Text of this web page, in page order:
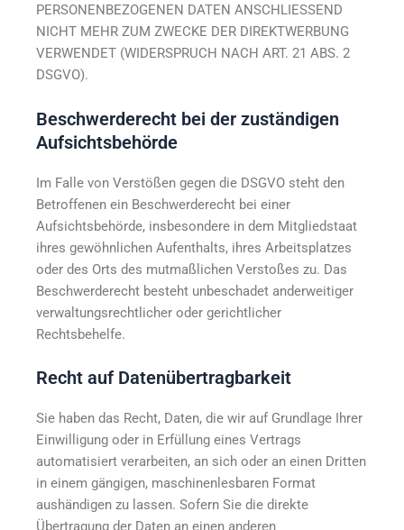
PERSONENBEZOGENEN DATEN ANSCHLIESSEND
NICHT MEHR ZUM ZWECKE DER DIREKTWERBUNG
VERWENDET (WIDERSPRUCH NACH ART. 21 ABS. 2
DSGVO).
Beschwerde­recht bei der zuständigen
Aufsichts­behörde
Im Falle von Verstößen gegen die DSGVO steht den
Betroffenen ein Beschwerderecht bei einer
Aufsichtsbehörde, insbesondere in dem Mitgliedstaat
ihres gewöhnlichen Aufenthalts, ihres Arbeitsplatzes
oder des Orts des mutmaßlichen Verstoßes zu. Das
Beschwerderecht besteht unbeschadet anderweitiger
verwaltungsrechtlicher oder gerichtlicher
Rechtsbehelfe.
Recht auf Daten­übertrag­barkeit
Sie haben das Recht, Daten, die wir auf Grundlage Ihrer
Einwilligung oder in Erfüllung eines Vertrags
automatisiert verarbeiten, an sich oder an einen Dritten
in einem gängigen, maschinenlesbaren Format
aushändigen zu lassen. Sofern Sie die direkte
Übertragung der Daten an einen anderen